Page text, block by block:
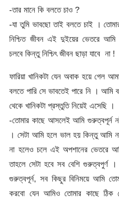
-তার মানে কি বলতে চাও ?
-যা তুমি ভাবছো তাই বলতে চাই ।
নিশ্চিত জীবন এই দুইয়ের ভেতরে
চলবে কিন্তু নিশ্চিৎ জীবন ছাড়া যাবে না !
ফারিয়া খানিকটা যেন অবাক হয়ে গেল
বলতে পারি সে ভাবতেই পারে নি ।
থেকে খানিকটা প্রস্তুতি নিয়েই এসেছি ।
-তোমার কাছে আসলেই আমি গুরুত্বপূর্ন
। সেটা আমি হলে ভাল হয় কিন্তু
না হলেও চলে এই অপশানের ভেতরে
তাহলে সেটা হবে সব বেশি গুরুত্বপুর্ণ
গুরুত্বপূর্ন, সব কিছুর বিনিময়ে আমি
করবো যেন আমিও তোমার কাছে